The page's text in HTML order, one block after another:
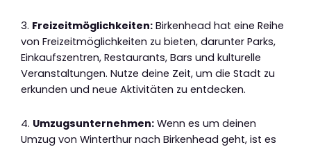
3. Freizeitmöglichkeiten: Birkenhead hat eine Reihe
von Freizeitmöglichkeiten zu bieten, darunter Parks,
Einkaufszentren, Restaurants, Bars und kulturelle
Veranstaltungen. Nutze deine Zeit, um die Stadt zu
erkunden und neue Aktivitäten zu entdecken.
4. Umzugsunternehmen: Wenn es um deinen
Umzug von Winterthur nach Birkenhead geht, ist es